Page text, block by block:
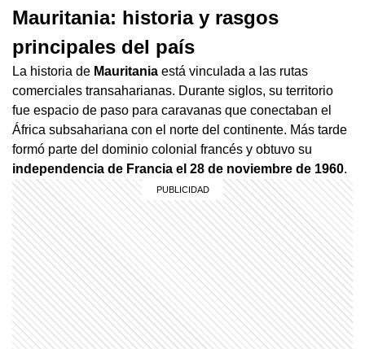
Mauritania: historia y rasgos
principales del país
La historia de Mauritania está vinculada a las rutas
comerciales transaharianas. Durante siglos, su territorio
fue espacio de paso para caravanas que conectaban el
África subsahariana con el norte del continente. Más tarde
formó parte del dominio colonial francés y obtuvo su
independencia de Francia el 28 de noviembre de 1960.